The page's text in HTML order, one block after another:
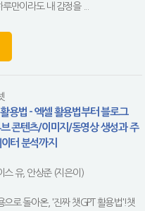
루만이라도 내 감정을 ...
용법 - 엑셀 활용법부터 블로그
콘텐츠/이미지/동영상 생성과 주
터 분석까지
스 유, 안상준 (지은이)
으로 돌아온, '진짜 챗GPT 활용법'!챗